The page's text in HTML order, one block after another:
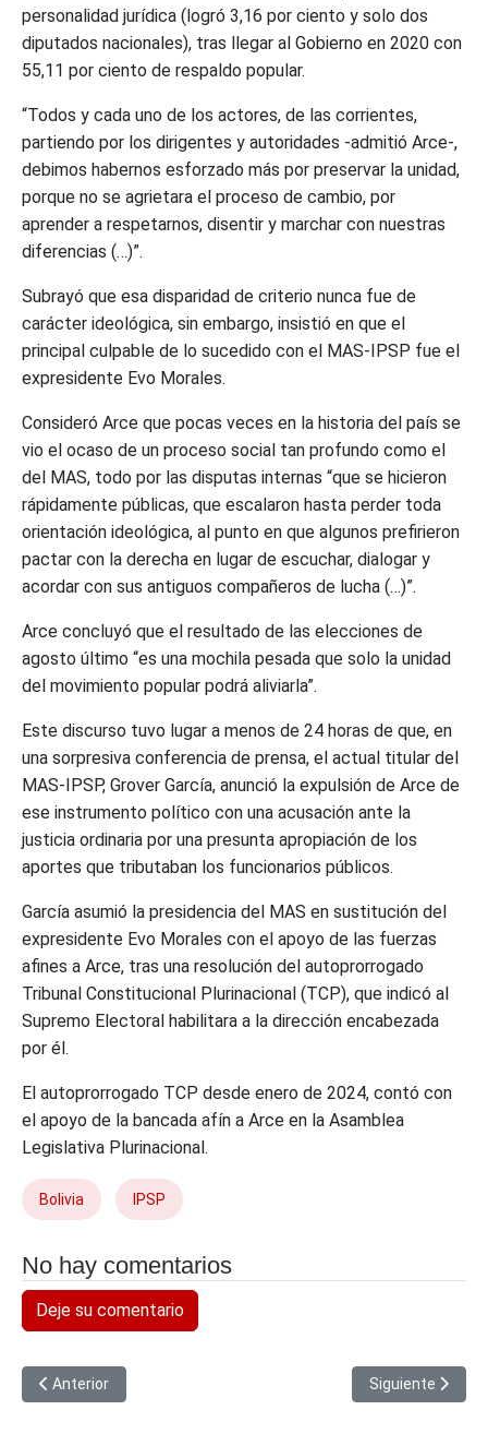
personalidad jurídica (logró 3,16 por ciento y solo dos
diputados nacionales), tras llegar al Gobierno en 2020 con
55,11 por ciento de respaldo popular.
“Todos y cada uno de los actores, de las corrientes,
partiendo por los dirigentes y autoridades -admitió Arce-,
debimos habernos esforzado más por preservar la unidad,
porque no se agrietara el proceso de cambio, por
aprender a respetarnos, disentir y marchar con nuestras
diferencias (…)”.
Subrayó que esa disparidad de criterio nunca fue de
carácter ideológica, sin embargo, insistió en que el
principal culpable de lo sucedido con el MAS-IPSP fue el
expresidente Evo Morales.
Consideró Arce que pocas veces en la historia del país se
vio el ocaso de un proceso social tan profundo como el
del MAS, todo por las disputas internas “que se hicieron
rápidamente públicas, que escalaron hasta perder toda
orientación ideológica, al punto en que algunos prefirieron
pactar con la derecha en lugar de escuchar, dialogar y
acordar con sus antiguos compañeros de lucha (…)”.
Arce concluyó que el resultado de las elecciones de
agosto último “es una mochila pesada que solo la unidad
del movimiento popular podrá aliviarla”.
Este discurso tuvo lugar a menos de 24 horas de que, en
una sorpresiva conferencia de prensa, el actual titular del
MAS-IPSP, Grover García, anunció la expulsión de Arce de
ese instrumento político con una acusación ante la
justicia ordinaria por una presunta apropiación de los
aportes que tributaban los funcionarios públicos.
García asumió la presidencia del MAS en sustitución del
expresidente Evo Morales con el apoyo de las fuerzas
afines a Arce, tras una resolución del autoprorrogado
Tribunal Constitucional Plurinacional (TCP), que indicó al
Supremo Electoral habilitara a la dirección encabezada
por él.
El autoprorrogado TCP desde enero de 2024, contó con
el apoyo de la bancada afín a Arce en la Asamblea
Legislativa Plurinacional.
Bolivia IPSP
No hay comentarios
Deje su comentario
Artículo anterior: Senado de EEUU, Trump y las «narcolanchas»,
Anterior Artículo
Siguiente